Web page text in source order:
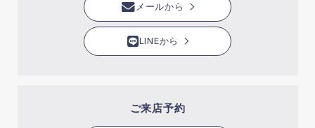
メールから
LINEから
ご来店予約